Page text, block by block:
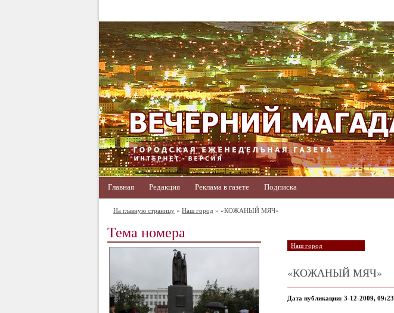
Главная Редакция Реклама в газете Подписка
На главную страницу » Наш город » «КОЖАНЫЙ МЯЧ»
Тема номера
Наш город
«КОЖАНЫЙ МЯЧ»
Дата публикации: 3-12-2009, 09:23